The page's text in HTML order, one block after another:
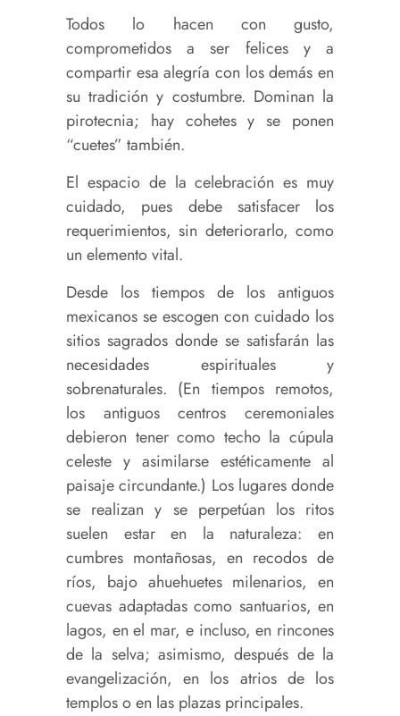
Todos lo hacen con gusto,
comprometidos a ser felices y a
compartir esa alegría con los demás en
su tradición y costumbre. Dominan la
pirotecnia; hay cohetes y se ponen
“cuetes” también.
El espacio de la celebración es muy
cuidado, pues debe satisfacer los
requerimientos, sin deteriorarlo, como
un elemento vital.
Desde los tiempos de los antiguos
mexicanos se escogen con cuidado los
sitios sagrados donde se satisfarán las
necesidades espirituales y
sobrenaturales. (En tiempos remotos,
los antiguos centros ceremoniales
debieron tener como techo la cúpula
celeste y asimilarse estéticamente al
paisaje circundante.) Los lugares donde
se realizan y se perpetúan los ritos
suelen estar en la naturaleza: en
cumbres montañosas, en recodos de
ríos, bajo ahuehuetes milenarios, en
cuevas adaptadas como santuarios, en
lagos, en el mar, e incluso, en rincones
de la selva; asimismo, después de la
evangelización, en los atrios de los
templos o en las plazas principales.